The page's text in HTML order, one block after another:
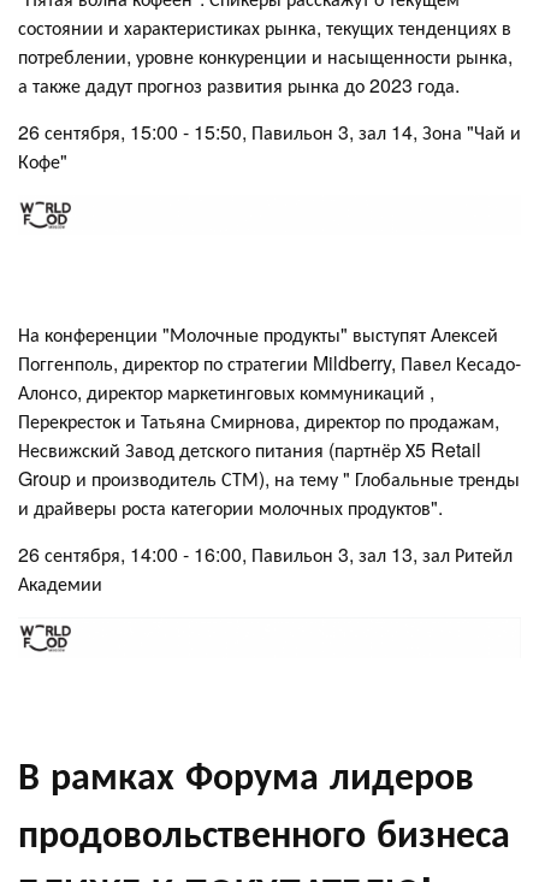
состоянии и характеристиках рынка, текущих тенденциях в
потреблении, уровне конкуренции и насыщенности рынка,
а также дадут прогноз развития рынка до 2023 года.
26 сентября, 15:00 - 15:50, Павильон 3, зал 14, Зона "Чай и
Кофе"
На конференции "Молочные продукты" выступят Алексей
Поггенполь, директор по стратегии Mildberry, Павел Кесадо-
Алонсо, директор маркетинговых коммуникаций ,
Перекресток и Татьяна Смирнова, директор по продажам,
Несвижский Завод детского питания (партнёр Х5 Retail
Group и производитель СТМ), на тему " Глобальные тренды
и драйверы роста категории молочных продуктов".
26 сентября, 14:00 - 16:00, Павильон 3, зал 13, зал Ритейл
Академии
В рамках Форума лидеров
продовольственного бизнеса